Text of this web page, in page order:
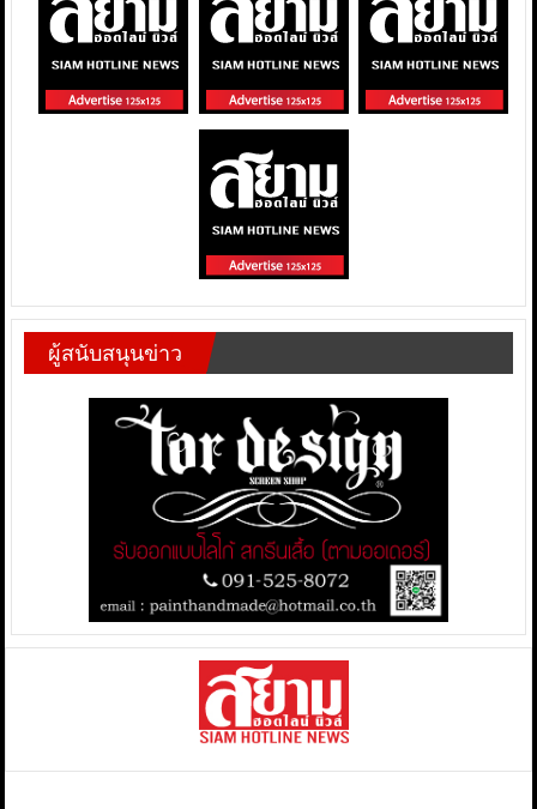
ผู้สนับสนุนข่าว